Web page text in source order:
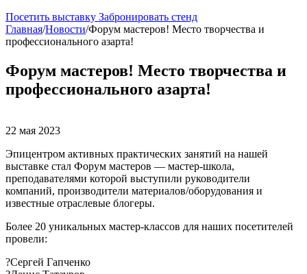
Посетить выставку Забронировать стенд
Главная/Новости/Форум мастеров! Место творчества и
профессионального азарта!
Форум мастеров! Место творчества и
профессионального азарта!
22 мая 2023
Эпицентром активных практических занятий на нашей
выставке стал Форум мастеров — мастер-школа,
преподавателями которой выступили руководители
компаний, производители материалов/оборудования и
известные отраслевые блогеры.
Более 20 уникальных мастер-классов для наших посетителей
провели:
?Сергей Гапченко